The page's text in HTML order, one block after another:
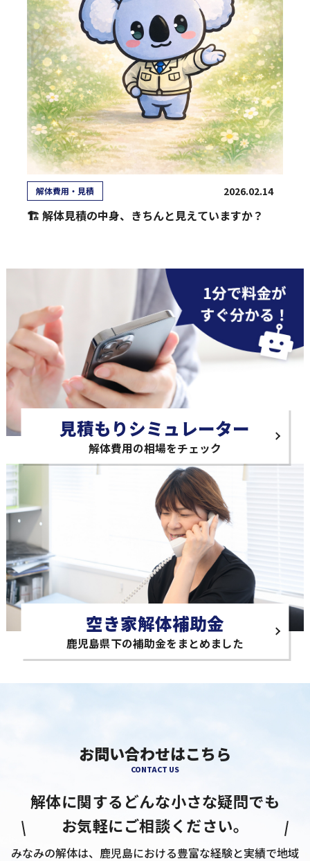
解体費用・見積 2026.02.14
🏗 解体見積の中身、きちんと見えていますか？
見積もりシミュレーター
解体費用の相場をチェック
空き家解体補助金
鹿児島県下の補助金をまとめました
お問い合わせはこちら
CONTACT US
解体に関するどんな小さな疑問でも
お気軽にご相談ください。
みなみの解体は、鹿児島における豊富な経験と実績で地域